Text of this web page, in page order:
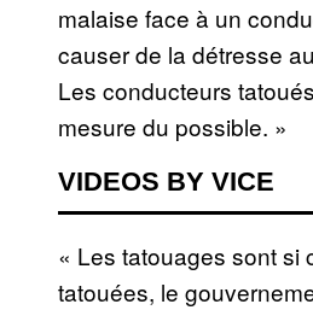
malaise face à un
causer de la détresse
Les conducteurs
mesure du possible. »
VIDEOS BY VICE
« Les tatouages sont si
tatouées, le